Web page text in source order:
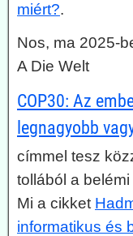
miért?.
Nos, ma 2025-
A Die Welt
COP30: Az
legnagyobb
címmel tesz
tollából a
Mi a cikket
informatikus és